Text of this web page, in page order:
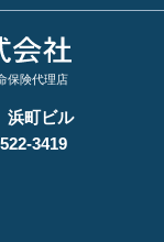
保険代理店
浜町ビル
3419